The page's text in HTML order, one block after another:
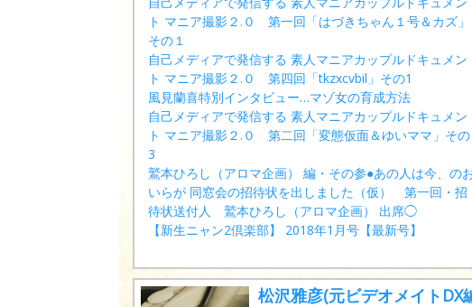
ト マニア撮影２.０ 第一回「はづきちゃん１号＆カズ」
その１
自己メディアで発信する 素人マニアカップルドキュメン
ト マニア撮影２.０ 第四回「tkzxcvbil」その1
風見蘭喜特別インタビュー…マゾ女の育成方法
自己メディアで発信する 素人マニアカップルドキュメン
ト マニア撮影２.０ 第二回「変態仮面＆ゆいママ」その
3
鷲本ひろし（アロマ企画） 編・その参●あの人は今、の
いらが 同窓会の招待状を出しました（仮） 第一回・招
待状送付人 鷲本ひろし（アロマ企画） 出席◯
【新生ニャン2倶楽部】 2018年1月号【最新号】
松沢雅彦(元ビデオメイトDX